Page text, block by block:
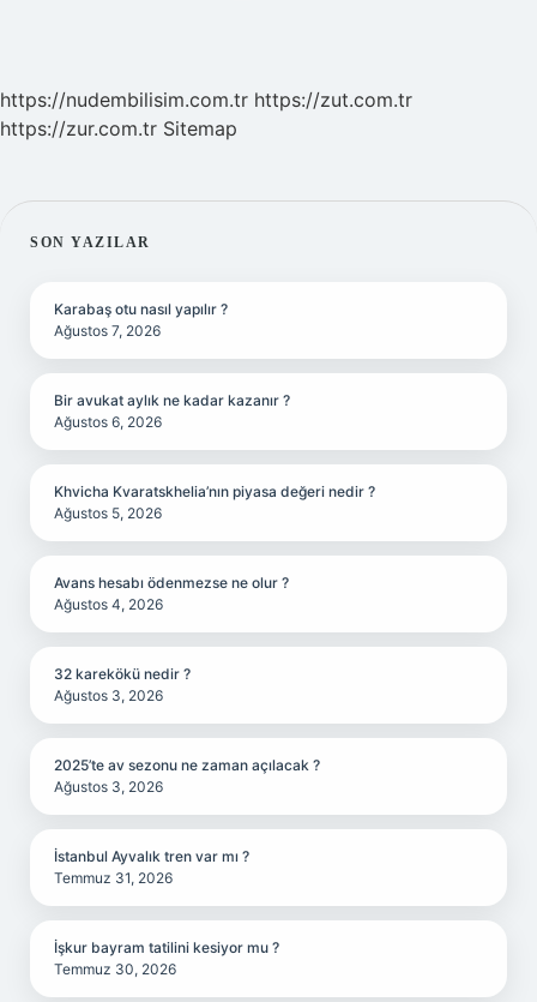
https://nudembilisim.com.tr https://zut.com.tr
https://zur.com.tr Sitemap
SIDEBAR
SON YAZILAR
Karabaş otu nasıl yapılır ?
Ağustos 7, 2026
Bir avukat aylık ne kadar kazanır ?
Ağustos 6, 2026
Khvicha Kvaratskhelia’nın piyasa değeri nedir ?
Ağustos 5, 2026
Avans hesabı ödenmezse ne olur ?
Ağustos 4, 2026
32 karekökü nedir ?
Ağustos 3, 2026
2025’te av sezonu ne zaman açılacak ?
Ağustos 3, 2026
İstanbul Ayvalık tren var mı ?
Temmuz 31, 2026
İşkur bayram tatilini kesiyor mu ?
Temmuz 30, 2026